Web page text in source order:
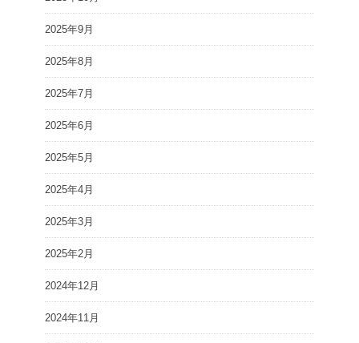
2025年9月
2025年8月
2025年7月
2025年6月
2025年5月
2025年4月
2025年3月
2025年2月
2024年12月
2024年11月